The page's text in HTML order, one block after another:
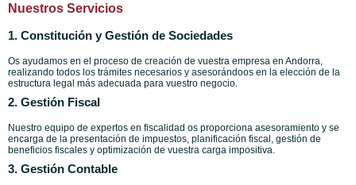
Nuestros Servicios
1. Constitución y Gestión de Sociedades
Os ayudamos en el proceso de creación de vuestra empresa en Andorra,
realizando todos los trámites necesarios y asesorándoos en la elección de la
estructura legal más adecuada para vuestro negocio.
2. Gestión Fiscal
Nuestro equipo de expertos en fiscalidad os proporciona asesoramiento y se
encarga de la presentación de impuestos, planificación fiscal, gestión de
beneficios fiscales y optimización de vuestra carga impositiva.
3. Gestión Contable